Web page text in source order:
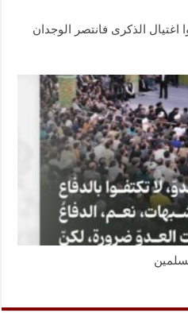
اغتيال الذكرى فانتصر الوجدان